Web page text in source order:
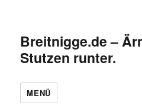
Breitnigge.de –
Stutzen runter.
MENÜ